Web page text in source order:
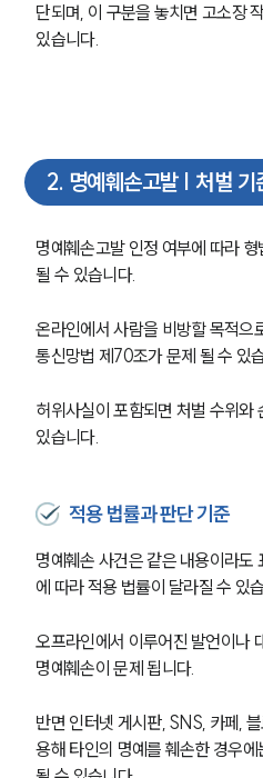
단되며, 이 구분을 놓치면 고소장
있습니다.
2. 명예훼손고발 | 처벌 기
명예훼손고발 인정 여부에 따라
될 수 있습니다.
온라인에서 사람을 비방할 목적으
통신망법 제70조가 문제 될 수 있
허위사실이 포함되면 처벌 수위와
있습니다.
적용 법률과 판단 기준
명예훼손 사건은 같은 내용이라도
에 따라 적용 법률이 달라질 수 있
오프라인에서 이루어진 발언이나
명예훼손이 문제 됩니다.
반면 인터넷 게시판, SNS, 카페,
용해 타인의 명예를 훼손한 경우